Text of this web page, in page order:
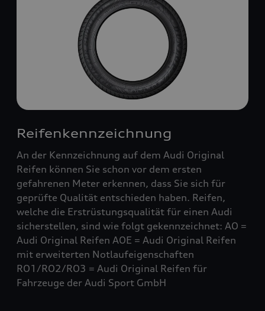
Reifenkennzeichnung
An der Kennzeichnung auf dem Audi Original
Reifen können Sie schon vor dem ersten
gefahrenen Meter erkennen, dass Sie sich für
geprüfte Qualität entschieden haben. Reifen,
welche die Erstrüstungsqualität für einen Audi
sicherstellen, sind wie folgt gekennzeichnet: AO =
Audi Original Reifen AOE = Audi Original Reifen
mit erweiterten Notlaufeigenschaften
RO1/RO2/RO3 = Audi Original Reifen für
Fahrzeuge der Audi Sport GmbH